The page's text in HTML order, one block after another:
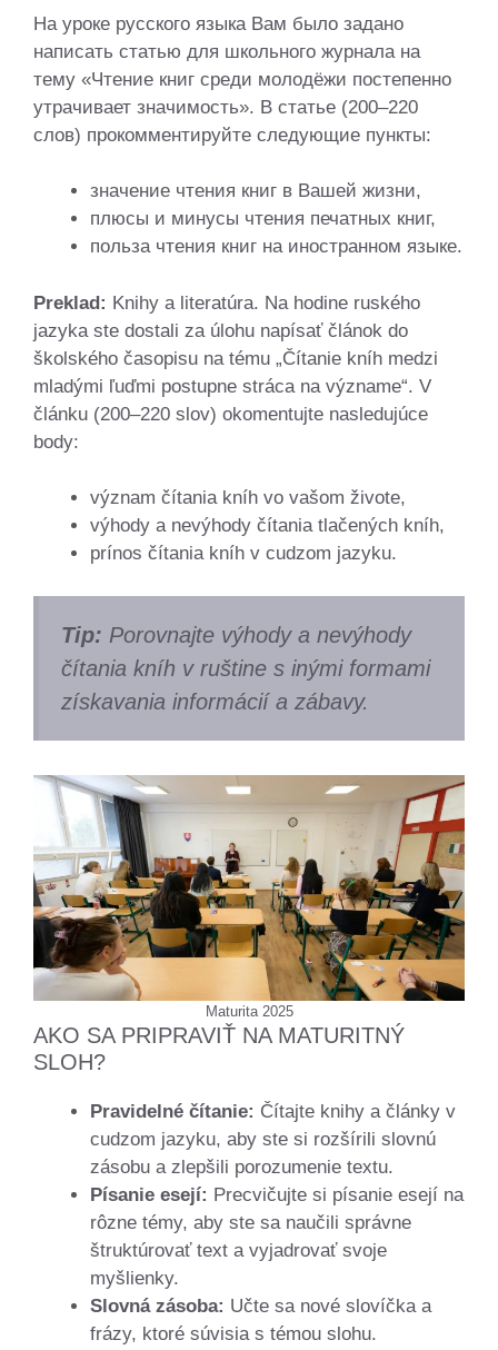
На уроке русского языка Вам было задано
написать статью для школьного журнала на
тему «Чтение книг среди молодёжи постепенно
утрачивает значимость». В статье (200–220
слов) прокомментируйте следующие пункты:
значение чтения книг в Вашей жизни,
плюсы и минусы чтения печатных книг,
польза чтения книг на иностранном языке.
Preklad: Knihy a literatúra. Na hodine ruského
jazyka ste dostali za úlohu napísať článok do
školského časopisu na tému „Čítanie kníh medzi
mladými ľuďmi postupne stráca na význame“. V
článku (200–220 slov) okomentujte nasledujúce
body:
význam čítania kníh vo vašom živote,
výhody a nevýhody čítania tlačených kníh,
prínos čítania kníh v cudzom jazyku.
Tip: Porovnajte výhody a nevýhody
čítania kníh v ruštine s inými formami
získavania informácií a zábavy.
Maturita 2025
AKO SA PRIPRAVIŤ NA MATURITNÝ
SLOH?
Pravidelné čítanie: Čítajte knihy a články v
cudzom jazyku, aby ste si rozšírili slovnú
zásobu a zlepšili porozumenie textu.
Písanie esejí: Precvičujte si písanie esejí na
rôzne témy, aby ste sa naučili správne
štruktúrovať text a vyjadrovať svoje
myšlienky.
Slovná zásoba: Učte sa nové slovíčka a
frázy, ktoré súvisia s témou slohu.